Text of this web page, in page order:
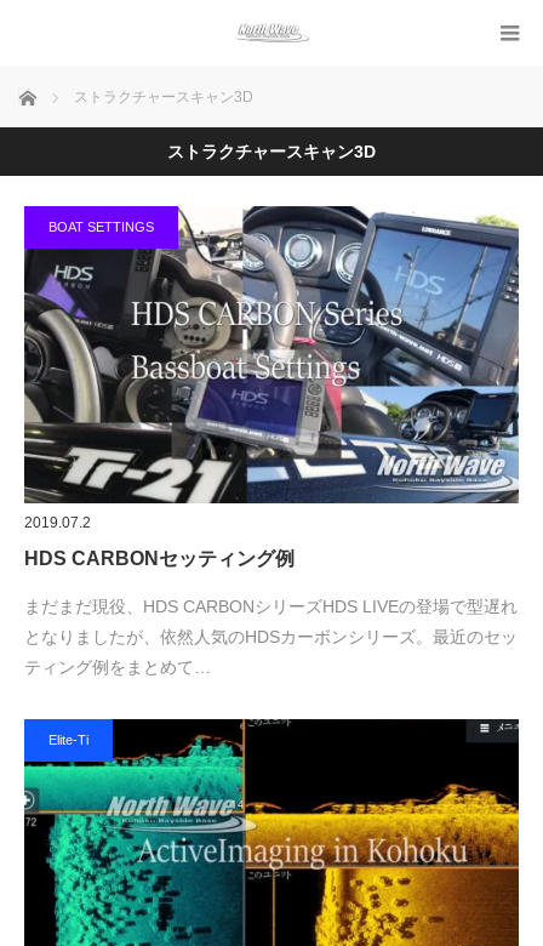
ホーム ストラクチャースキャン3D
ストラクチャースキャン3D
BOAT SETTINGS
2019.07.2
HDS CARBONセッティング例
まだまだ現役、HDS CARBONシリーズHDS LIVEの登場で型遅れ
となりましたが、依然人気のHDSカーボンシリーズ。最近のセッ
ティング例をまとめて…
Elite-Ti